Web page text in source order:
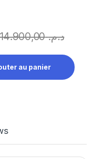
د.م.14.900,00
MovinkPad Pro 14
au panier